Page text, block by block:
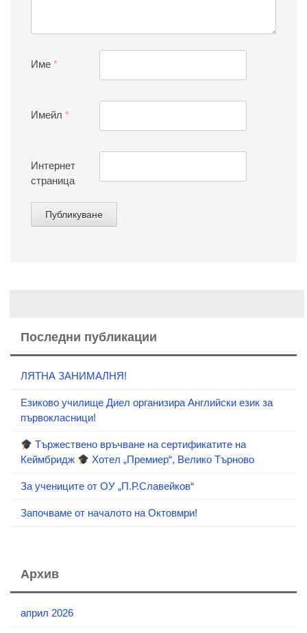
Име *
Имейл *
Интернет
страница
Последни публикации
ЛЯТНА ЗАНИМАЛНЯ!
Езиково училище Диел организира Английски език за
първокласници!
Тържествено връчване на сертификатите на
Кеймбридж
Хотел „Премиер“, Велико Търново
За учениците от ОУ „П.Р.Славейков“
Започваме от началото на Октовмри!
Архив
април 2026